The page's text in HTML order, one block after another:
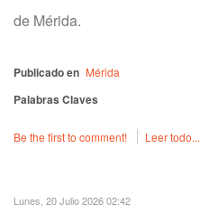
de Mérida.
Publicado en Mérida
Palabras Claves
Be the first to comment! Leer todo...
Lunes, 20 Julio 2026 02:42